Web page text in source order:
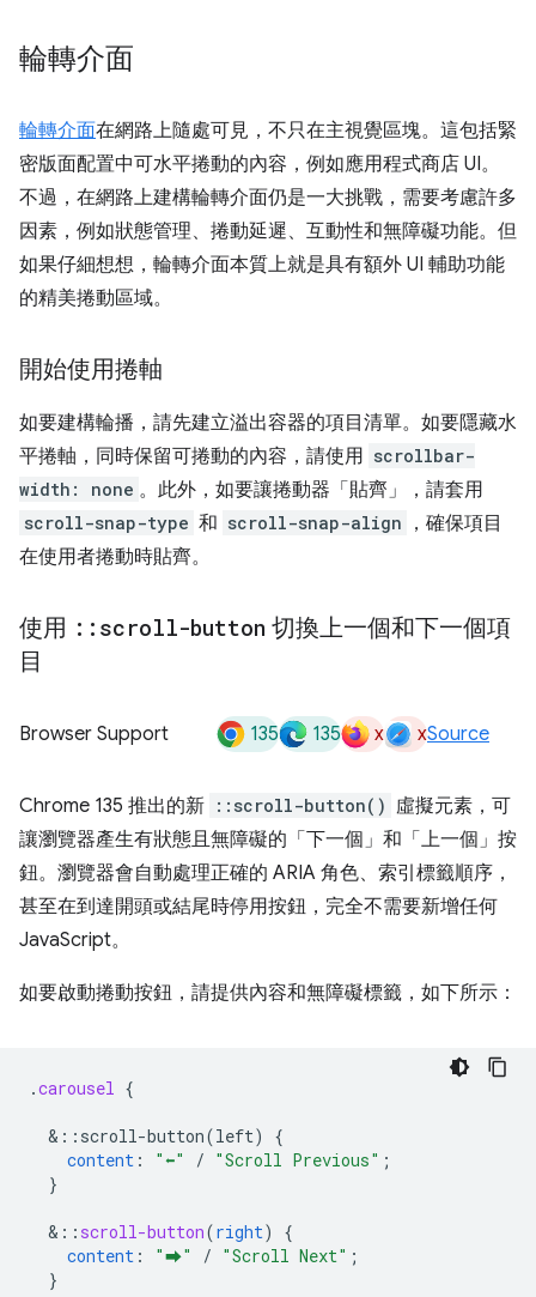
輪轉介面
輪轉介面在網路上隨處可見，不只在主視覺區塊。這包括緊
密版面配置中可水平捲動的內容，例如應用程式商店 UI。
不過，在網路上建構輪轉介面仍是一大挑戰，需要考慮許多
因素，例如狀態管理、捲動延遲、互動性和無障礙功能。但
如果仔細想想，輪轉介面本質上就是具有額外 UI 輔助功能
的精美捲動區域。
開始使用捲軸
如要建構輪播，請先建立溢出容器的項目清單。如要隱藏水
平捲軸，同時保留可捲動的內容，請使用 scrollbar-
width: none 。此外，如要讓捲動器「貼齊」，請套用
scroll-snap-type 和 scroll-snap-align
，確保項目
在使用者捲動時貼齊。
使用 :: scroll-button 切換上一個和下一個項
目
Browser Support 135 135 x xSource
Chrome 135 推出的新 ::scroll-button() 虛擬元素，可
讓瀏覽器產生有狀態且無障礙的「下一個」和「上一個」按
鈕。瀏覽器會自動處理正確的 ARIA 角色、索引標籤順序，
甚至在到達開頭或結尾時停用按鈕，完全不需要新增任何
JavaScript。
如要啟動捲動按鈕，請提供內容和無障礙標籤，如下所示：
.carousel {
& ::scroll-button(left)
{
content : "⬅" / "Scroll Previous" ;
}
& :: scroll-button(right)
{
content : "⮕" / "Scroll Next" ;
}